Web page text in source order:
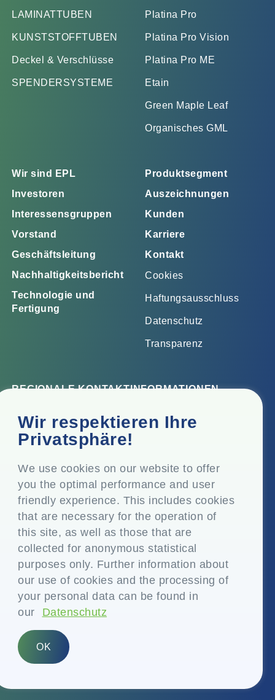
Wir respektieren Ihre
Privatsphäre!
We use cookies on our website to offer
you the optimal performance and user
friendly experience. This includes cookies
that are necessary for the operation of
this site, as well as those that are
collected for anonymous statistical
purposes only. Further information about
our use of cookies and the processing of
your personal data can be found in
our
Datenschutz
OK
LAMINATTUBEN
KUNSTSTOFFTUBEN
Deckel & Verschlüsse
SPENDERSYSTEME
Platina Pro
Platina Pro Vision
Platina Pro ME
Etain
Green Maple Leaf
Organisches GML
Wir sind EPL
Investoren
Interessensgruppen
Vorstand
Geschäftsleitung
Nachhaltigkeitsbericht
Technologie und
Fertigung
Produktsegment
Auszeichnungen
Kunden
Karriere
Kontakt
Cookies
Haftungsausschluss
Datenschutz
Transparenz
REGIONALE KONTAKTINFORMATIONEN
Firmensitz
Top Floor, Times Tower, Kamala City, Senapati Bapat
Marg, Lower Parel, Mumbai - 400 013, Maharashtra,
Eingetragener Sitz
P.O. Vasind, Taluka Shahapur, Dist. Thane - 421 604,
Maharashtra Indien
+91-22-24819000
info@eplglobal.com
German
Copyright © 2026- EPL Limited